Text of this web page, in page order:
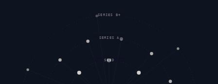
SEED
SERIES A
SERIES B+